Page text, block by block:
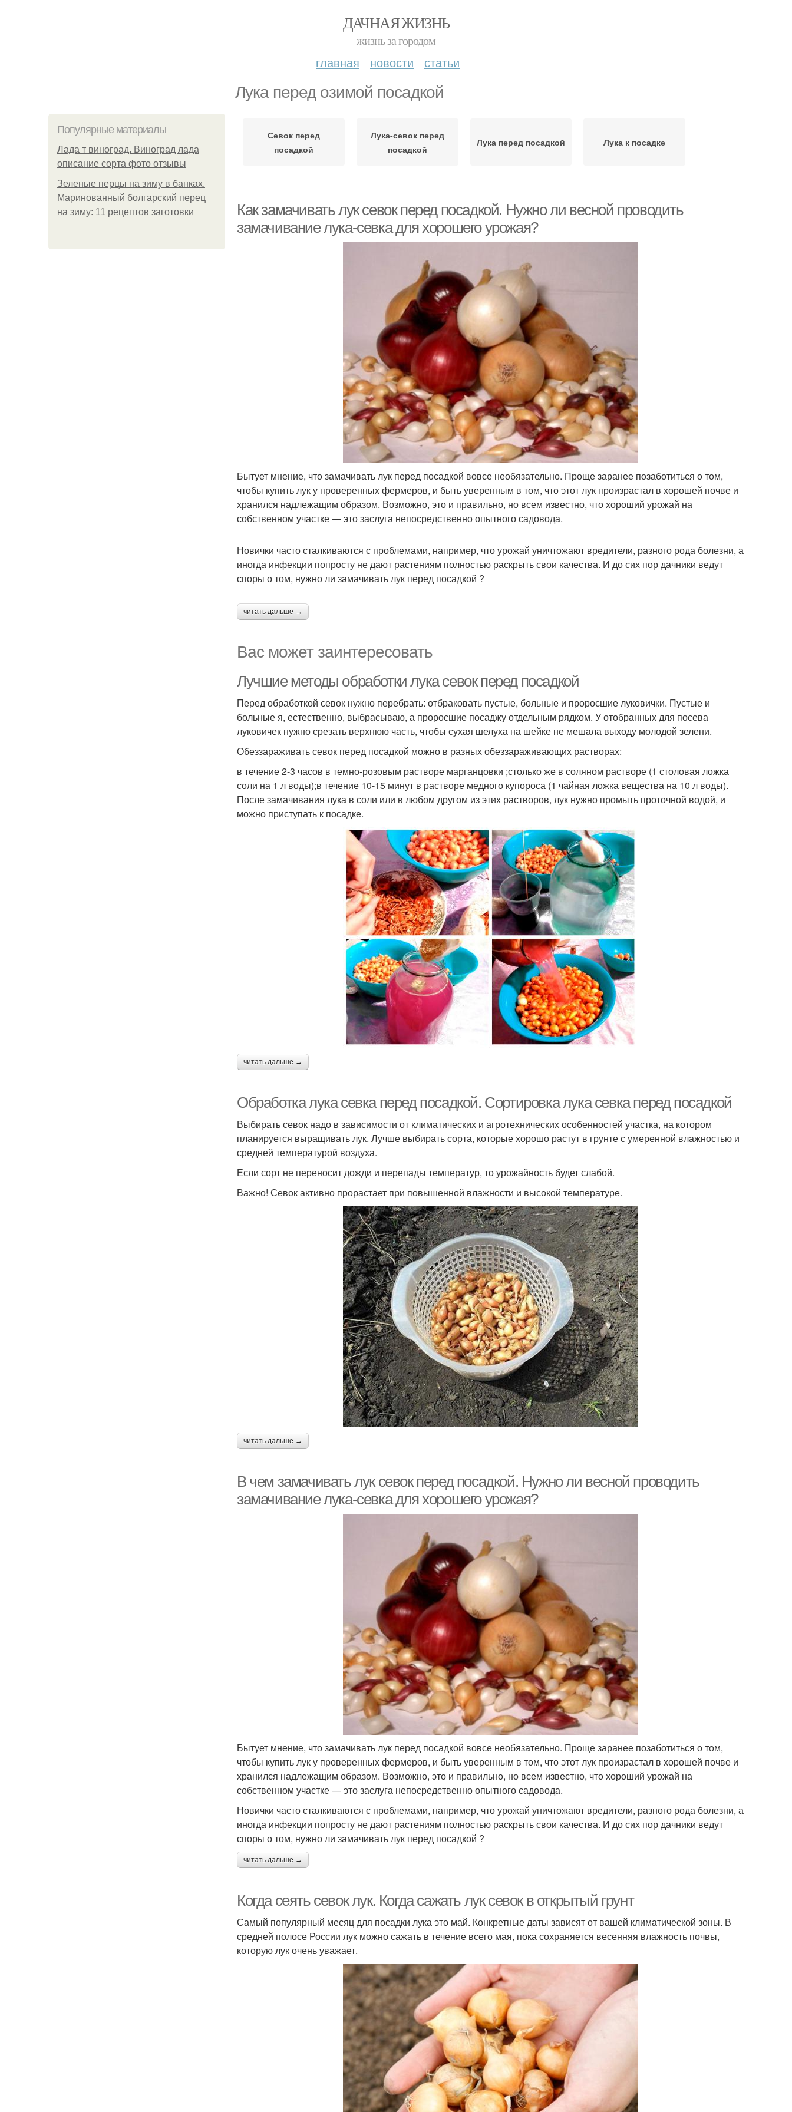
ДАЧНАЯ ЖИЗНЬ
жизнь за городом
главная новости статьи
Лука перед озимой посадкой
Популярные материалы
Лада т виноград. Виноград лада
описание сорта фото отзывы
Зеленые перцы на зиму в банках.
Маринованный болгарский перец
на зиму: 11 рецептов заготовки
Севок перед
посадкой
Лука-севок перед
посадкой
Лука перед посадкой Лука к посадке
Как замачивать лук севок перед посадкой. Нужно ли весной проводить
замачивание лука-севка для хорошего урожая?
Бытует мнение, что замачивать лук перед посадкой вовсе необязательно. Проще заранее позаботиться о том,
чтобы купить лук у проверенных фермеров, и быть уверенным в том, что этот лук произрастал в хорошей почве и
хранился надлежащим образом. Возможно, это и правильно, но всем известно, что хороший урожай на
собственном участке — это заслуга непосредственно опытного садовода.
Новички часто сталкиваются с проблемами, например, что урожай уничтожают вредители, разного рода болезни, а
иногда инфекции попросту не дают растениям полностью раскрыть свои качества. И до сих пор дачники ведут
споры о том, нужно ли замачивать лук перед посадкой ?
читать дальше →
Вас может заинтересовать
Лучшие методы обработки лука севок перед посадкой
Перед обработкой севок нужно перебрать: отбраковать пустые, больные и проросшие луковички. Пустые и
больные я, естественно, выбрасываю, а проросшие посаджу отдельным рядком. У отобранных для посева
луковичек нужно срезать верхнюю часть, чтобы сухая шелуха на шейке не мешала выходу молодой зелени.
Обеззараживать севок перед посадкой можно в разных обеззараживающих растворах:
в течение 2-3 часов в темно-розовым растворе марганцовки ;столько же в соляном растворе (1 столовая ложка
соли на 1 л воды);в течение 10-15 минут в растворе медного купороса (1 чайная ложка вещества на 10 л воды).
После замачивания лука в соли или в любом другом из этих растворов, лук нужно промыть проточной водой, и
можно приступать к посадке.
читать дальше →
Обработка лука севка перед посадкой. Сортировка лука севка перед посадкой
Выбирать севок надо в зависимости от климатических и агротехнических особенностей участка, на котором
планируется выращивать лук. Лучше выбирать сорта, которые хорошо растут в грунте с умеренной влажностью и
средней температурой воздуха.
Если сорт не переносит дожди и перепады температур, то урожайность будет слабой.
Важно! Севок активно прорастает при повышенной влажности и высокой температуре.
читать дальше →
В чем замачивать лук севок перед посадкой. Нужно ли весной проводить
замачивание лука-севка для хорошего урожая?
Бытует мнение, что замачивать лук перед посадкой вовсе необязательно. Проще заранее позаботиться о том,
чтобы купить лук у проверенных фермеров, и быть уверенным в том, что этот лук произрастал в хорошей почве и
хранился надлежащим образом. Возможно, это и правильно, но всем известно, что хороший урожай на
собственном участке — это заслуга непосредственно опытного садовода.
Новички часто сталкиваются с проблемами, например, что урожай уничтожают вредители, разного рода болезни, а
иногда инфекции попросту не дают растениям полностью раскрыть свои качества. И до сих пор дачники ведут
споры о том, нужно ли замачивать лук перед посадкой ?
читать дальше →
Когда сеять севок лук. Когда сажать лук севок в открытый грунт
Самый популярный месяц для посадки лука это май. Конкретные даты зависят от вашей климатической зоны. В
средней полосе России лук можно сажать в течение всего мая, пока сохраняется весенняя влажность почвы,
которую лук очень уважает.